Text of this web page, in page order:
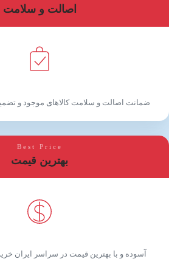
اصالت و سلامت
ضمانت اصالت و سلامت کالاهای موجود و
Best Price
بهترین قیمت
آسوده و با بهترین قیمت در سراسر ایران